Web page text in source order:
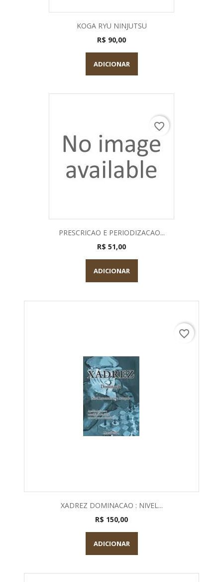
KOGA RYU NINJUTSU
R$ 90,00
ADICIONAR
PRESCRICAO E PERIODIZACAO...
R$ 51,00
ADICIONAR
favorite_border
XADREZ DOMINACAO : NIVEL...
R$ 150,00
ADICIONAR
favorite_border